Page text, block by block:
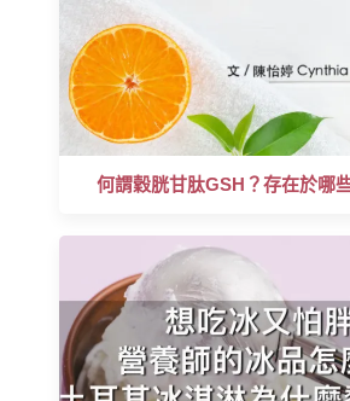
何謂穀胱甘肽GSH？存在於哪